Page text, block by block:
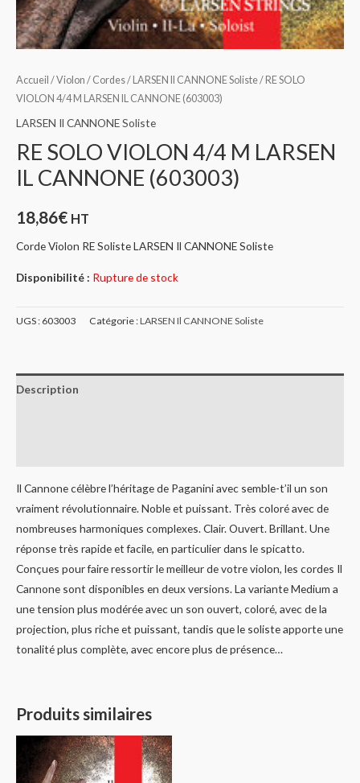
Accueil /Violon / Cordes/ LARSEN Il CANNONE Soliste/ RE SOLO
VIOLON 4/4 M LARSEN IL CANNONE (603003)
LARSEN Il CANNONE Soliste
RE SOLO VIOLON 4/4 M LARSEN
IL CANNONE (603003)
18,86€ HT
Corde Violon RE Soliste LARSEN Il CANNONE Soliste
Disponibilité : Rupture de stock
UGS : 603003 Catégorie :LARSEN Il CANNONE Soliste
Description
Il Cannone célèbre l’héritage de Paganini avec semble-t’il un son
vraiment révolutionnaire. Noble et puissant. Très coloré avec de
nombreuses harmoniques complexes. Clair. Ouvert. Brillant. Une
réponse très rapide et facile, en particulier dans le spicatto.
Conçues pour faire ressortir le meilleur de votre violon, les cordes Il
Cannone sont disponibles en deux versions. La variante Medium a
une tension plus modérée avec un son ouvert, coloré, avec de la
projection, plus riche et puissant, tandis que le soliste apporte une
tonalité plus complète, avec encore plus de présence…
Produits similaires